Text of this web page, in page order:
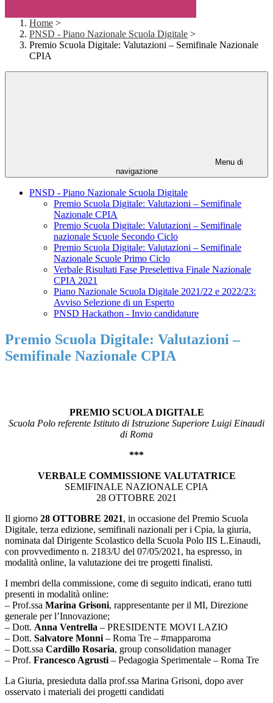
Home >
PNSD - Piano Nazionale Scuola Digitale >
Premio Scuola Digitale: Valutazioni – Semifinale Nazionale
CPIA
Menu di
navigazione
PNSD - Piano Nazionale Scuola Digitale
Premio Scuola Digitale: Valutazioni – Semifinale
Nazionale CPIA
Premio Scuola Digitale: Valutazioni – Semifinale
nazionale Scuole Secondo Ciclo
Premio Scuola Digitale: Valutazioni – Semifinale
Nazionale Scuole Primo Ciclo
Verbale Risultati Fase Preselettiva Finale Nazionale
CPIA 2021
Piano Nazionale Scuola Digitale 2021/22 e 2022/23:
Avviso Selezione di un Esperto
PNSD Hackathon - Invio candidature
Premio Scuola Digitale: Valutazioni –
Semifinale Nazionale CPIA
PREMIO SCUOLA DIGITALE
Scuola Polo referente Istituto di Istruzione Superiore Luigi Einaudi
di Roma
***
VERBALE COMMISSIONE VALUTATRICE
SEMIFINALE NAZIONALE CPIA
28 OTTOBRE 2021
Il giorno 28 OTTOBRE 2021, in occasione del Premio Scuola
Digitale, terza edizione, semifinali nazionali per i Cpia, la giuria,
nominata dal Dirigente Scolastico della Scuola Polo IIS L.Einaudi,
con provvedimento n. 2183/U del 07/05/2021, ha espresso, in
modalità online, la valutazione dei tre progetti finalisti.
I membri della commissione, come di seguito indicati, erano tutti
presenti in modalità online:
– Prof.ssa Marina Grisoni, rappresentante per il MI, Direzione
generale per l’Innovazione;
– Dott. Anna Ventrella – PRESIDENTE MOVI LAZIO
– Dott. Salvatore Monni – Roma Tre – #mapparoma
– Dott.ssa Cardillo Rosaria, group consolidation manager
– Prof. Francesco Agrusti – Pedagogia Sperimentale – Roma Tre
La Giuria, presieduta dalla prof.ssa Marina Grisoni, dopo aver
osservato i materiali dei progetti candidati